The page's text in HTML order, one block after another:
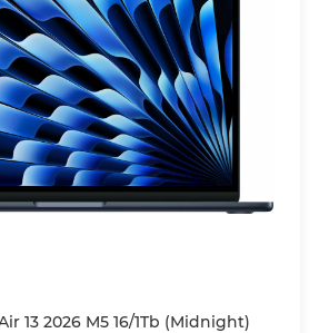
13 2026 M5 16/1Tb (Midnight)